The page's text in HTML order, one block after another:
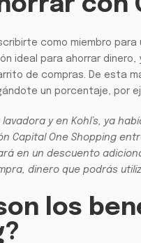
como miembro
ideal para ahorrar
de compras. De esta
un porcentaje, por
y en Kohl’s, ya
Capital One Shopping
en un descuento
dinero que podrás
los